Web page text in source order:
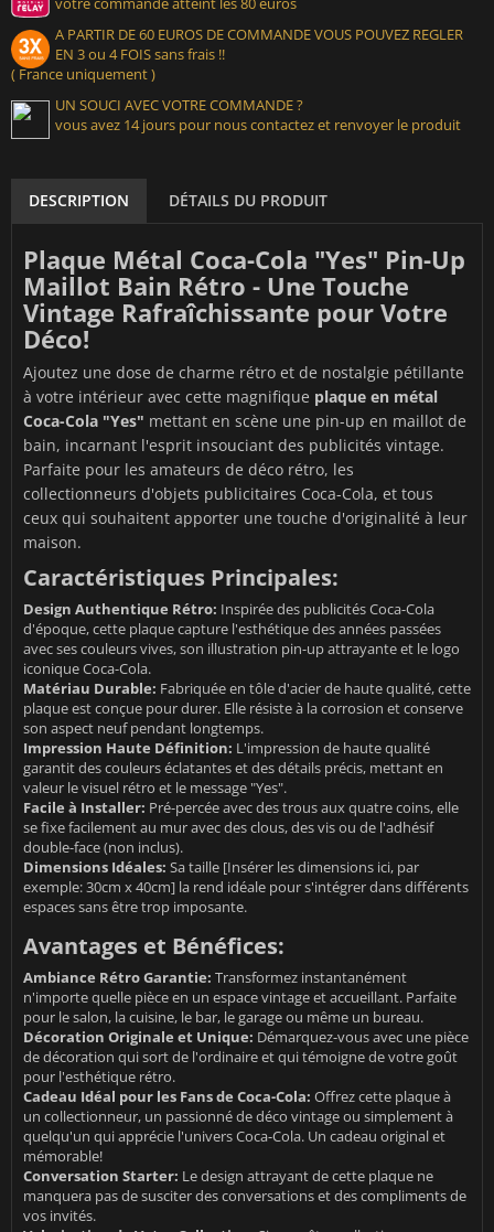
A PARTIR DE 60 EUROS DE COMMANDE VOUS POUVEZ REGLER
EN 3 ou 4 FOIS sans frais !!
( France uniquement )
UN SOUCI AVEC VOTRE COMMANDE ?
vous avez 14 jours pour nous contactez et renvoyer le produit
DESCRIPTION DÉTAILS DU PRODUIT
Plaque Métal Coca-Cola "Yes" Pin-Up
Maillot Bain Rétro - Une Touche
Vintage Rafraîchissante pour Votre
Déco!
Ajoutez une dose de charme rétro et de nostalgie pétillante
à votre intérieur avec cette magnifique plaque en métal
Coca-Cola "Yes" mettant en scène une pin-up en maillot de
bain, incarnant l'esprit insouciant des publicités vintage.
Parfaite pour les amateurs de déco rétro, les
collectionneurs d'objets publicitaires Coca-Cola, et tous
ceux qui souhaitent apporter une touche d'originalité à leur
maison.
Caractéristiques Principales:
Design Authentique Rétro: Inspirée des publicités Coca-Cola
d'époque, cette plaque capture l'esthétique des années passées
avec ses couleurs vives, son illustration pin-up attrayante et le logo
iconique Coca-Cola.
Matériau Durable: Fabriquée en tôle d'acier de haute qualité, cette
plaque est conçue pour durer. Elle résiste à la corrosion et conserve
son aspect neuf pendant longtemps.
Impression Haute Définition: L'impression de haute qualité
garantit des couleurs éclatantes et des détails précis, mettant en
valeur le visuel rétro et le message "Yes".
Facile à Installer: Pré-percée avec des trous aux quatre coins, elle
se fixe facilement au mur avec des clous, des vis ou de l'adhésif
double-face (non inclus).
Dimensions Idéales: Sa taille [Insérer les dimensions ici, par
exemple: 30cm x 40cm] la rend idéale pour s'intégrer dans différents
espaces sans être trop imposante.
Avantages et Bénéfices:
Ambiance Rétro Garantie: Transformez instantanément
n'importe quelle pièce en un espace vintage et accueillant. Parfaite
pour le salon, la cuisine, le bar, le garage ou même un bureau.
Décoration Originale et Unique: Démarquez-vous avec une pièce
de décoration qui sort de l'ordinaire et qui témoigne de votre goût
pour l'esthétique rétro.
Cadeau Idéal pour les Fans de Coca-Cola: Offrez cette plaque à
un collectionneur, un passionné de déco vintage ou simplement à
quelqu'un qui apprécie l'univers Coca-Cola. Un cadeau original et
mémorable!
Conversation Starter: Le design attrayant de cette plaque ne
manquera pas de susciter des conversations et des compliments de
vos invités.